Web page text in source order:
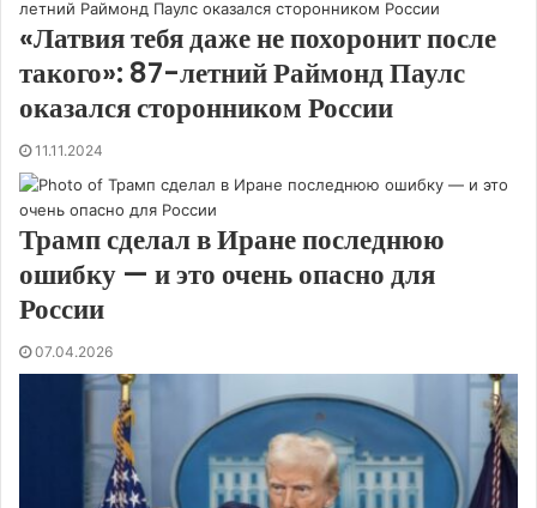
«Латвия тебя даже не похоронит после
такого»: 87-летний Раймонд Паулс
оказался сторонником России
11.11.2024
Трамп сделал в Иране последнюю
ошибку — и это очень опасно для
России
07.04.2026